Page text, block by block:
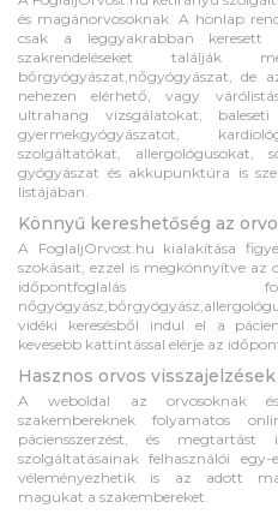
és magánorvosoknak. A honlap
csak a leggyakrabban keresett
szakrendeléseket
bőrgyógyászat,nőgyógyászat, de
nehezen elérhető, vagy
ultrahang vizsgálatokat, baleseti
gyermekgyógyászatot,
szolgáltatókat,
gyógyászat és akkupunktúra is
listájában.
Könnyű kereshetőség az
A FoglaljOrvost.hu kialakítása
szokásait, ezzel is megkönnyítve az
időpontfoglalás
vidéki keresésből indul el a
kevesebb kattintással elérje az
Hasznos orvos visszajelzések
A weboldal az orvosoknak
szakembereknek folyamatos
páciensszerzést, és
szolgáltatásainak felhasználói
véleményezhetik is az adott
magukat a szakembereket.